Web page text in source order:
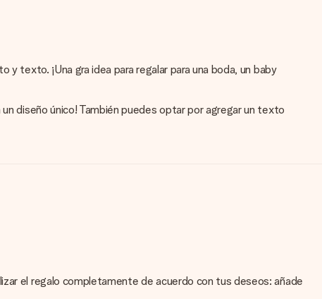
texto. ¡Una gra idea para regalar para una boda, un baby
diseño único! También puedes optar por agregar un texto
el regalo completamente de acuerdo con tus deseos: añade